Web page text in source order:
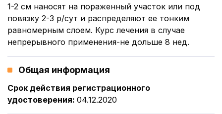
1-2 см наносят на пораженный участок или под
повязку 2-3 р/сут и распределяют ее тонким
равномерным слоем. Курс лечения в случае
непрерывного применения-не дольше 8 нед.
Общая информация
Срок действия регистрационного
удостоверения: 04.12.2020